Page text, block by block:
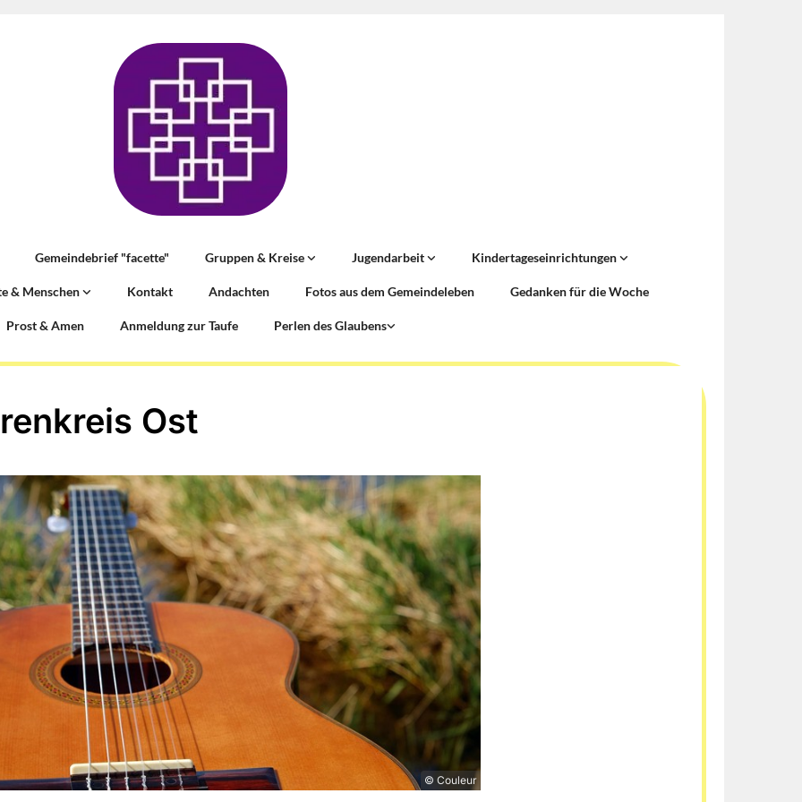
Gemeindebrief "facette" Gruppen & Kreise Jugendarbeit Kindertageseinrichtungen
& Menschen Kontakt Andachten Fotos aus dem Gemeindeleben Gedanken für die Woche
Prost & Amen Anmeldung zur Taufe Perlen des Glaubens
Ost
© Couleur